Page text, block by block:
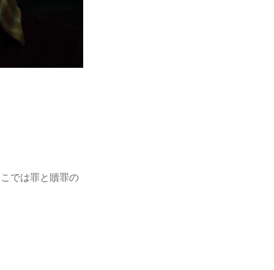
では罪と贖罪の